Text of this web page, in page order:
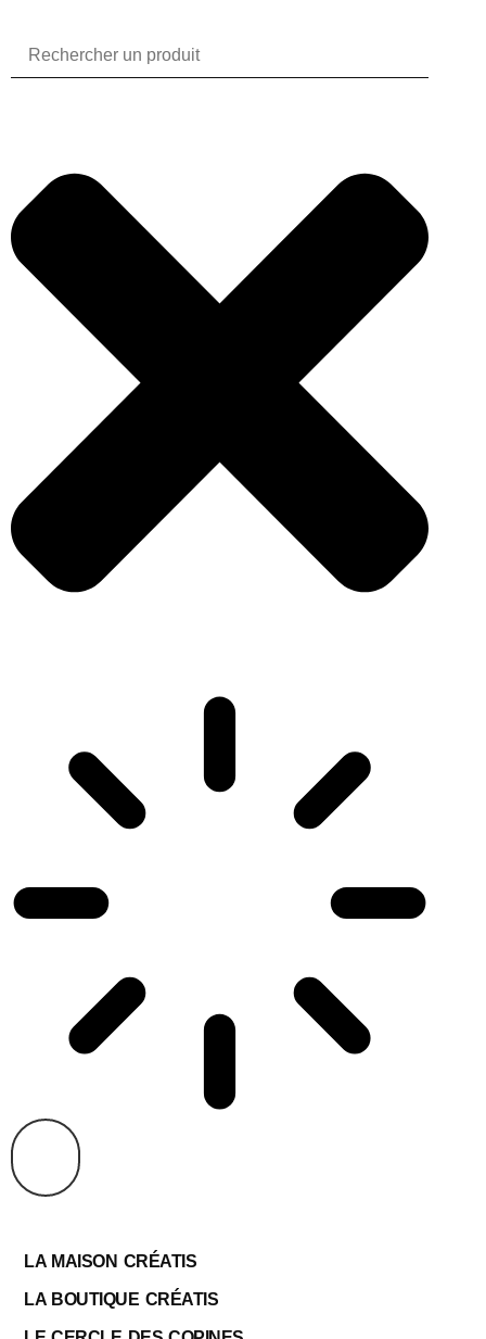
LA MAISON CRÉATIS
LA BOUTIQUE CRÉATIS